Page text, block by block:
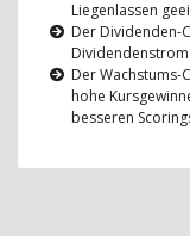
Liegenlassen
Der Dividenden-
Der Wachstums-
hohe
besseren